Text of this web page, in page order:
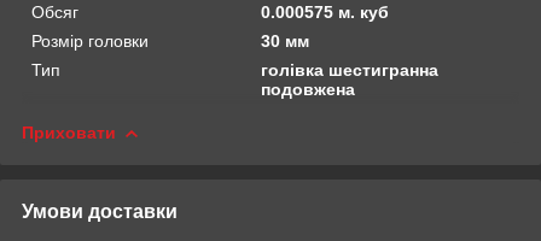
Обсяг
0.000575 м. куб
Розмір головки
30 мм
Тип
голівка шестигранна
подовжена
Приховати
Умови доставки